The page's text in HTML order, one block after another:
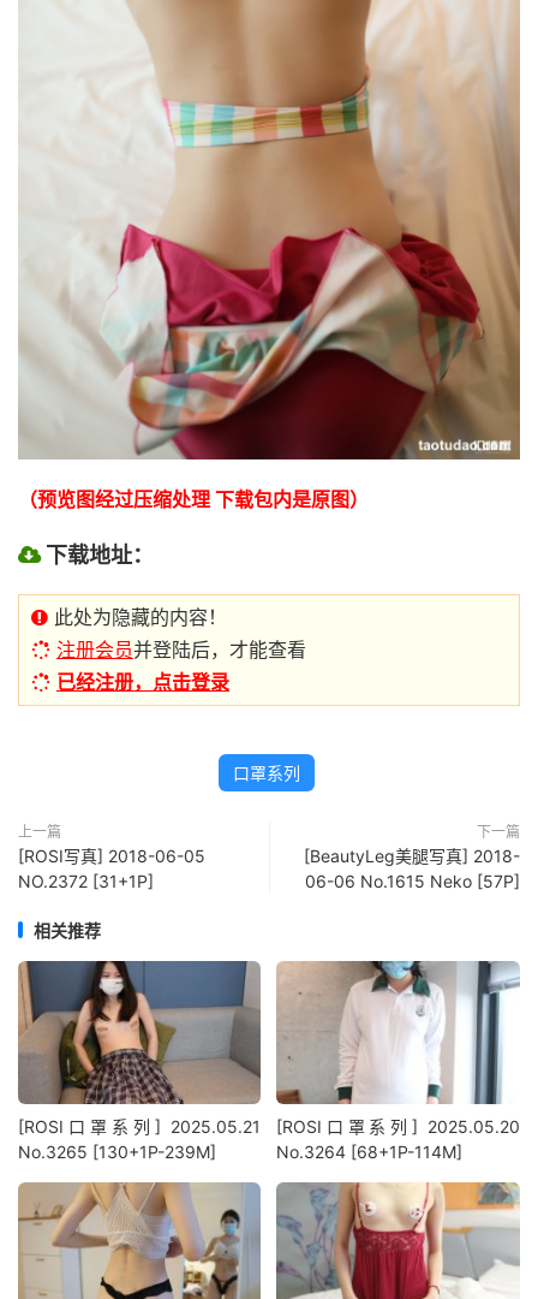
（预览图经过压缩处理 下载包内是原图）
下载地址：
此处为隐藏的内容！
注册会员并登陆后，才能查看
已经注册，点击登录
口罩系列
上一篇
[ROSI写真] 2018-06-05
NO.2372 [31+1P]
下一篇
[BeautyLeg美腿写真] 2018-
06-06 No.1615 Neko [57P]
相关推荐
[ROSI口罩系列] 2025.05.21
No.3265 [130+1P-239M]
[ROSI口罩系列] 2025.05.20
No.3264 [68+1P-114M]